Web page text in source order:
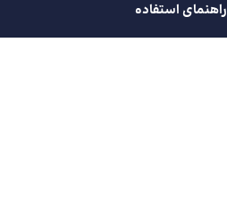
راهنمای استفاده